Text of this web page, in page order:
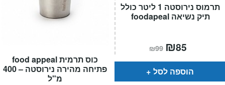
כוס תרמית food appeal
פתיחה מהירה נירוסטה – 400
מ"ל
תרמוס נירוסטה 1 ליטר כולל
תיק נשיאה foodapeal
₪99 המחיר
המקורי
היה:
₪99.
₪85
הוא:
הוספה לסל